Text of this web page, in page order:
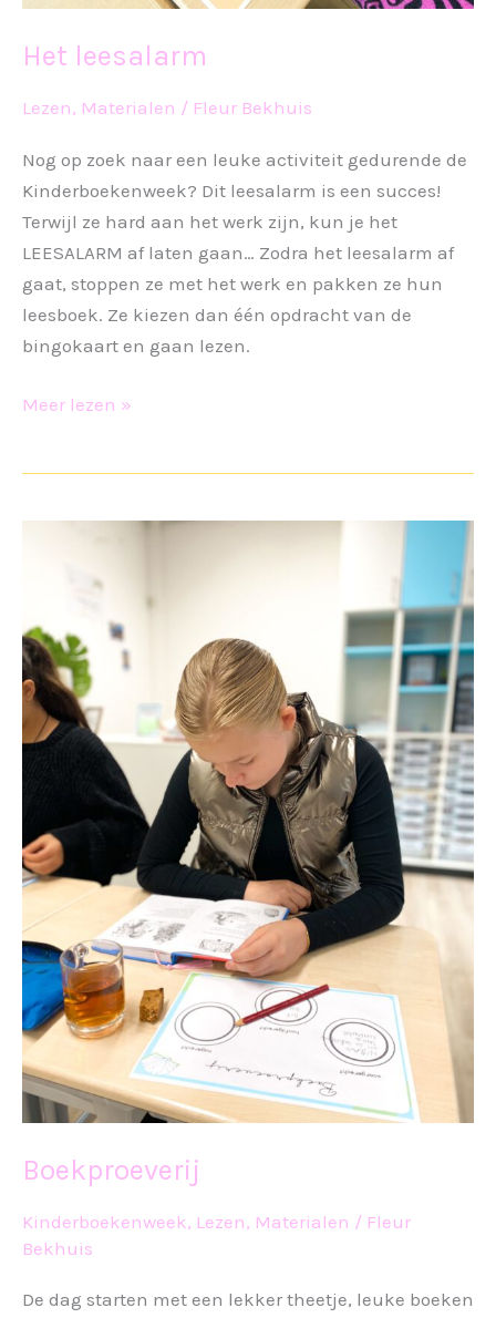
Het leesalarm
Lezen, Materialen / Fleur Bekhuis
Nog op zoek naar een leuke activiteit gedurende de
Kinderboekenweek? Dit leesalarm is een succes!
Terwijl ze hard aan het werk zijn, kun je het
LEESALARM af laten gaan… Zodra het leesalarm af
gaat, stoppen ze met het werk en pakken ze hun
leesboek. Ze kiezen dan één opdracht van de
bingokaart en gaan lezen.
Het
Meer lezen »
Boekproeverij
Kinderboekenweek, Lezen, Materialen / Fleur
Bekhuis
De dag starten met een lekker theetje, leuke boeken